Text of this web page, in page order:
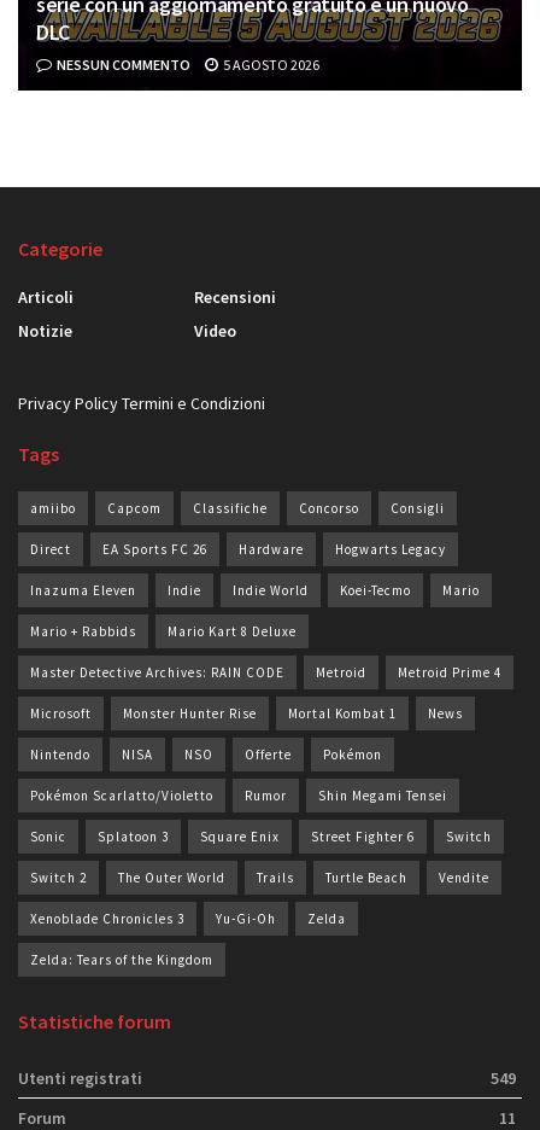
DLC
NESSUN COMMENTO 5 AGOSTO 2026
Categorie
Articoli
Notizie
Recensioni
Video
Privacy PolicyTermini e Condizioni
Tags
amiibo Capcom Classifiche Concorso Consigli
Direct EA Sports FC 26 Hardware Hogwarts Legacy
Inazuma Eleven Indie Indie World Koei-Tecmo Mario
Mario + Rabbids Mario Kart 8 Deluxe
Master Detective Archives: RAIN CODE Metroid Metroid Prime 4
Microsoft Monster Hunter Rise Mortal Kombat 1 News
Nintendo NISA NSO Offerte Pokémon
Pokémon Scarlatto/Violetto Rumor Shin Megami Tensei
Sonic Splatoon 3 Square Enix Street Fighter 6 Switch
Switch 2 The Outer World Trails Turtle Beach Vendite
Xenoblade Chronicles 3 Yu-Gi-Oh Zelda
Zelda: Tears of the Kingdom
Statistiche forum
Utenti registrati
549
Forum
11